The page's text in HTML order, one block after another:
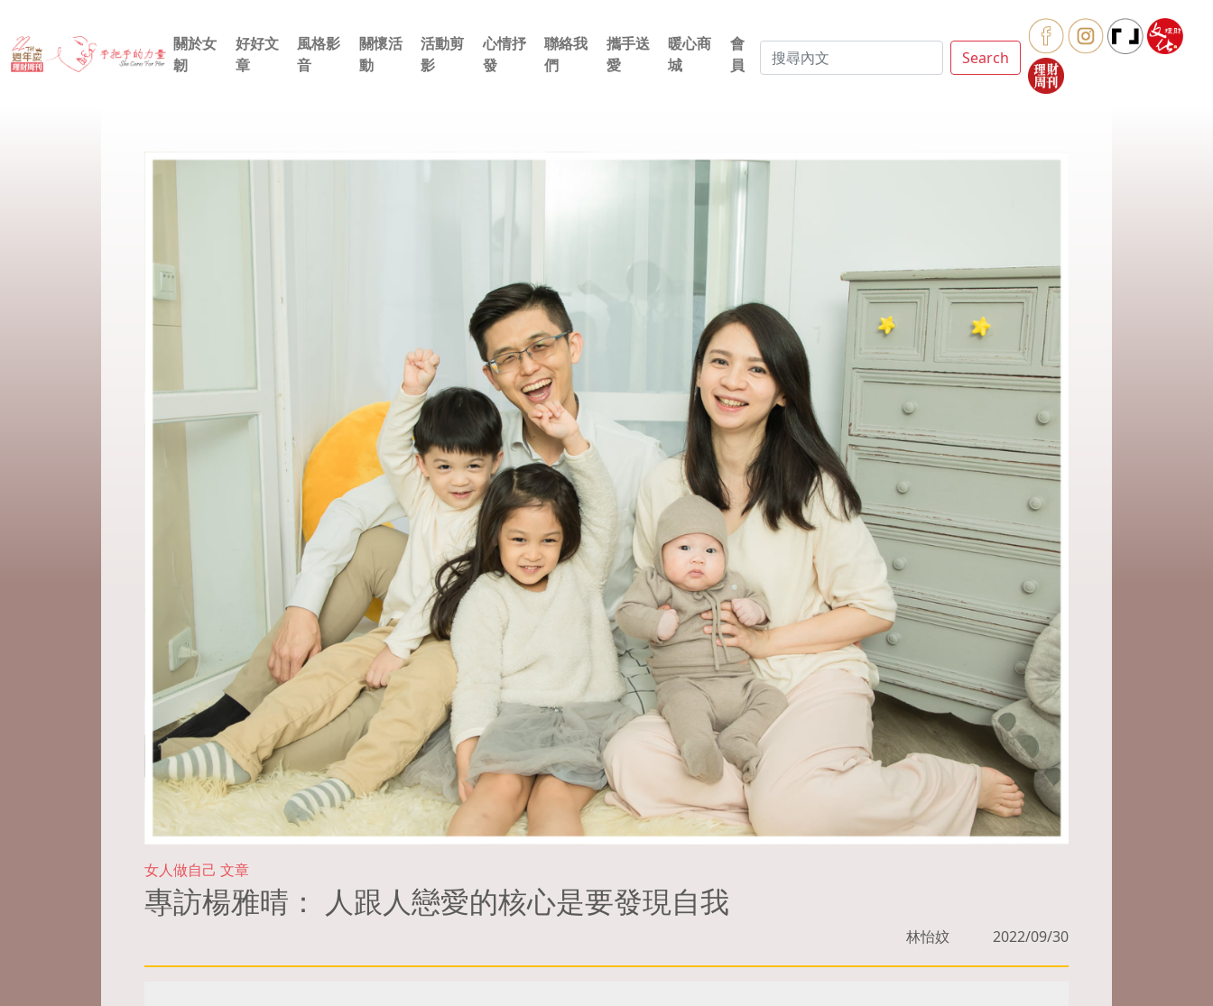
關於女
韌
好好文
章
風格影
音
關懷活
動
活動剪
影
心情抒
發
聯絡我
們
攜手送
愛
暖心商
城
會
員
女人做自己 文章
專訪楊雅晴： 人跟人戀愛的核心是要發現自我
林怡妏 2022/09/30